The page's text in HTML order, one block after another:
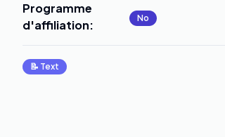
Programme
d'affiliation: No
📝 Text